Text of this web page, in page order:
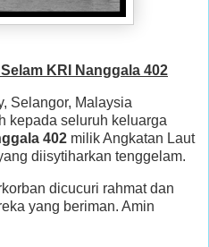
KRI Nanggala 402
Selangor, Malaysia
kepada seluruh keluarga
402 milik Angkatan Laut
diisytiharkan tenggelam.
dicucuri rahmat dan
yang beriman. Amin